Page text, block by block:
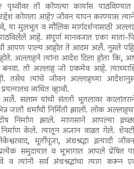
तो कोणत्या कार्यास
कोणता आहे? जीवन यापन करण्यास
या मुलभूत व मौलिक मार्गदर्शनासाठी
आहे. संपूर्ण मानवजात एका माता-
आपण पाल्य आहोत ते आदम अलै. नुसते
होते. अल्लाहने त्यांना आदेश दिला होता कि,
बनवा. तो अल्लाह जो एकमेव आहे.
तसेच त्यांचे जीवन अल्लाहच्या आदेशानुसार
व्यथित व्हावी.
सलाम यांची संतती भूतलावर कालांतराने
जाती धर्मांची निर्मिती झाली. लोक
निर्माण झाले. माणसाने आपल्या
निर्माण केले. त्यातून अज्ञान वाढत गेले.
मूर्तीपूजा, अंधश्रद्धा इत्यादी
समुदायात व भूभागात आपले प्रेषित
व त्यांनी सर्व अंधश्रद्धांचा त्याग करून